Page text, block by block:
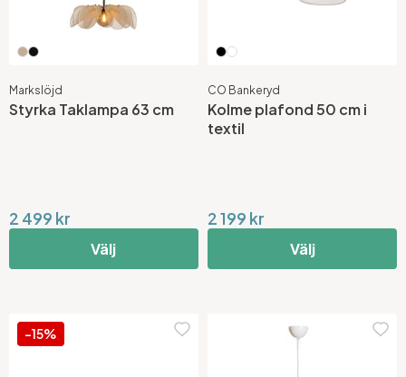
Markslöjd
Styrka Taklampa 63 cm
2 499 kr
Välj
CO Bankeryd
Kolme plafond 50 cm i
textil
2 199 kr
Välj
-15%